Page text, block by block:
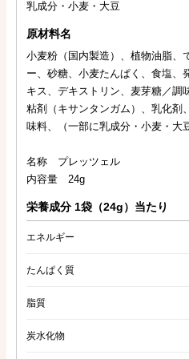
乳成分・小麦・大豆
原材料名
小麦粉（国内製造）、植物油脂、
ー、砂糖、小麦たんぱく、食塩、
キス、デキストリン、麦芽糖／調
粘剤（キサンタンガム）、乳化剤
味料、（一部に乳成分・小麦・大
名称 プレッツェル
内容量 24g
栄養成分 1袋（24g）当たり
エネルギー
たんぱく質
脂質
炭水化物